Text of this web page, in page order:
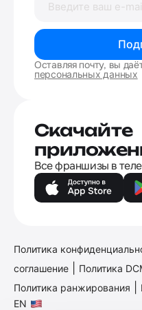
Оставляя почту, вы
персональных данных
Скачайте
Все франшизы в
Политика
соглашение
Политика
Политика ранжирования
EN